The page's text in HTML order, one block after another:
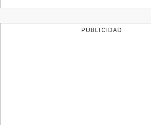
PUBLICIDAD